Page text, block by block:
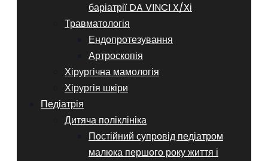
баріатрії DA VINCI X/Xі
Травматологія
Ендопротезування
Артроскопія
Хірургічна мамологія
Хірургія шкіри
Педіатрія
Дитяча поліклініка
Постійний супровід педіатром
малюка першого року життя і